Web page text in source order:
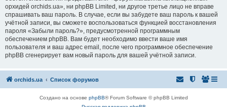
орхидей orchids.ua», ни phpBB Limited, ни другое третье лицо не вправе
спрашивать ваш пароль. В случае, если вы забудете ваш пароль к вашей
учётной записи, вы сможете воспользоваться функцией восстановления
пароля «Забыли пароль?», предусмотренной программным
обеспечением phpBB. Вам будет необходимо ввести ваше имя
пользователя и ваш адрес email, после чего программное обеспечение
phpBB сгенерирует вам новый пароль для вашей учётной записи.
orchids.ua Список форумов
Создано на основе phpBB® Forum Software © phpBB Limited